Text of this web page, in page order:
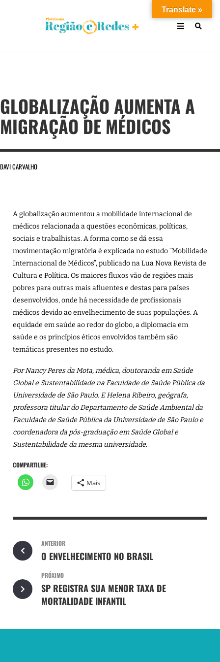
GLOBALIZAÇÃO AUMENTA A
MIGRAÇÃO DE MÉDICOS
DAVI CARVALHO
A globalização aumentou a mobilidade internacional de
médicos relacionada a questões econômicas, políticas,
sociais e trabalhistas. A forma como se dá essa
movimentação migratória é explicada no estudo“Mobilidade
Internacional de Médicos”, publicado na Lua Nova Revista de
Cultura e Política. Os maiores fluxos vão de regiões mais
pobres para outras mais afluentes e destas para países
desenvolvidos, onde há necessidade de profissionais
médicos devido ao envelhecimento de suas populações. A
equidade em saúde ao redor do globo, a diplomacia em
saúde e os princípios éticos envolvidos também são
temáticas presentes no estudo.
Por Nancy Peres da Mota, médica, doutoranda em Saúde
Global e Sustentabilidade na Faculdade de Saúde Pública da
Universidade de São Paulo. E Helena Ribeiro, geógrafa,
professora titular do Departamento de Saúde Ambiental da
Faculdade de Saúde Pública da Universidade de São Paulo e
coordenadora da pós-graduação em Saúde Global e
Sustentabilidade da mesma universidade.
COMPARTILHE:
Mais
ANTERIOR
O ENVELHECIMENTO NO BRASIL
PRÓXIMO
SP REGISTRA SUA MENOR TAXA DE
MORTALIDADE INFANTIL
Translate »